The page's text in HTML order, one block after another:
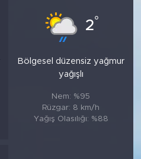
2°
Bölgesel düzensiz yağmur
yağışlı
Nem: %95
Rüzgar: 8 km/h
Yağış Olasılığı: %88